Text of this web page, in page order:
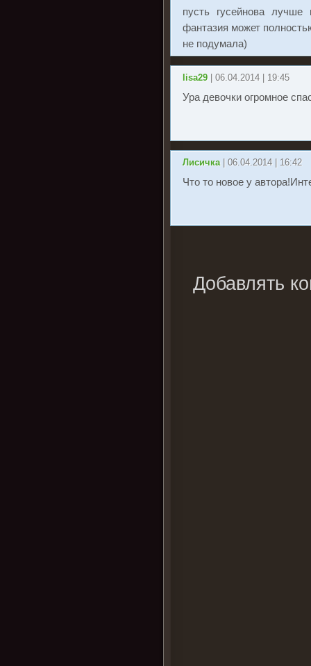
пусть гусейнова
фантазия может
не подумала)
lisa29 | 06.04.2014 | 19:45
Ура девочки огромное
Лисичка | 06.04.2014 | 16:42
Что то новое у
Добавлять